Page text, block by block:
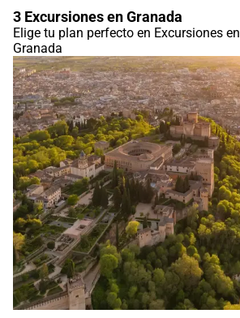
3 Excursiones en Granada
Elige tu plan perfecto en Excursiones en
Granada